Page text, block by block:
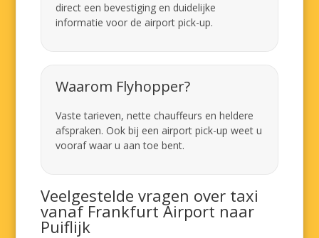
direct een bevestiging en duidelijke
informatie voor de airport pick-up.
Waarom Flyhopper?
Vaste tarieven, nette chauffeurs en heldere
afspraken. Ook bij een airport pick-up weet u
vooraf waar u aan toe bent.
Veelgestelde vragen over taxi
vanaf Frankfurt Airport naar
Puiflijk